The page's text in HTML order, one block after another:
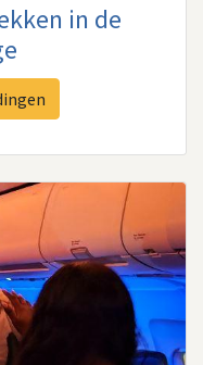
in de